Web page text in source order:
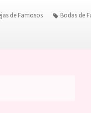
de Famosos Bodas de